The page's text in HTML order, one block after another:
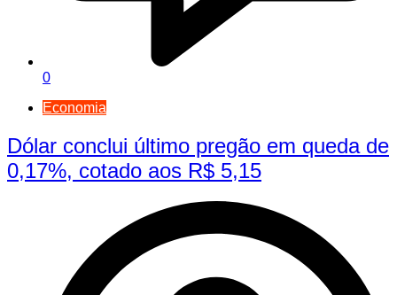
0
Economia
Dólar conclui último pregão em queda de
0,17%, cotado aos R$ 5,15